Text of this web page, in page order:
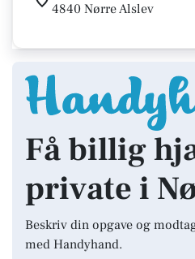
4840 Nørre Alslev
Få billig
private i
Beskriv din opgave og
med Handyhand.